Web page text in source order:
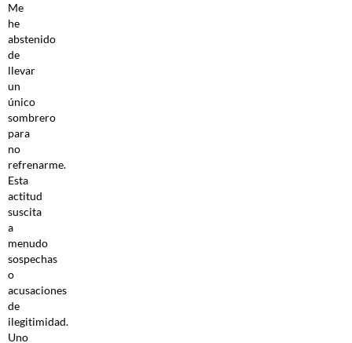
Me
he
abstenido
de
llevar
un
único
sombrero
para
no
refrenarme.
Esta
actitud
suscita
a
menudo
sospechas
o
acusaciones
de
ilegitimidad.
Uno